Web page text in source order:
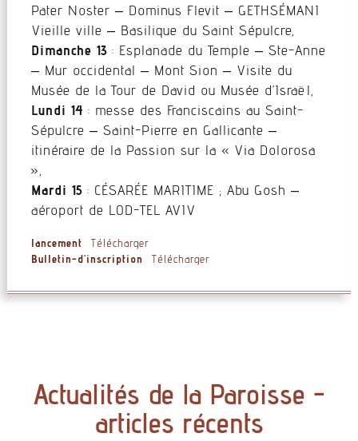
Pater Noster – Dominus Flevit – GETHSÉMANI
Vieille ville – Basilique du Saint Sépulcre,
Dimanche 13: Esplanade du Temple – Ste-Anne
– Mur occidental – Mont Sion – Visite du
Musée de la Tour de David ou Musée d’Israël,
Lundi 14 : messe des Franciscains au Saint-
Sépulcre – Saint-Pierre en Gallicante –
itinéraire de la Passion sur la « Via Dolorosa
»,
Mardi 15: CÉSARÉE MARITIME ; Abu Gosh –
aéroport de LOD-TEL AVIV
lancement
Télécharger
Bulletin-d’inscription
Télécharger
Actualités de la Paroisse -
articles récents